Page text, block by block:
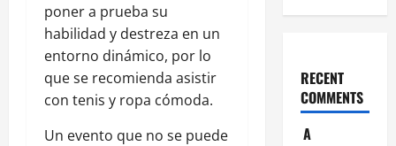
poner a prueba su
habilidad y destreza en un
entorno dinámico, por lo
que se recomienda asistir
con tenis y ropa cómoda.
Un evento que no se puede
RECENT
COMMENTS
A